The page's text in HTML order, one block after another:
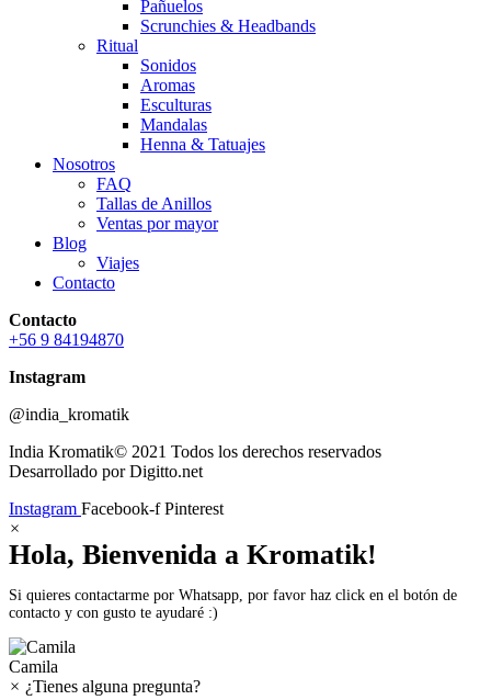
Pañuelos
Scrunchies & Headbands
Ritual
Sonidos
Aromas
Esculturas
Mandalas
Henna & Tatuajes
Nosotros
FAQ
Tallas de Anillos
Ventas por mayor
Blog
Viajes
Contacto
Contacto
+56 9 84194870
Instagram
@india_kromatik
India Kromatik© 2021 Todos los derechos reservados
Desarrollado por Digitto.net
Instagram Facebook-f Pinterest
×
Hola, Bienvenida a Kromatik!
Si quieres contactarme por Whatsapp, por favor haz click en el botón de
contacto y con gusto te ayudaré :)
Camila
× ¿Tienes alguna pregunta?